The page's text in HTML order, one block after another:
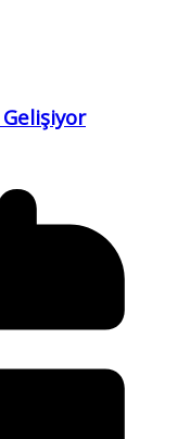
Gelişiyor